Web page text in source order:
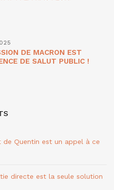
DE MACRON EST
DE SALUT PUBLIC !
de Quentin est un appel à ce
directe est la seule solution